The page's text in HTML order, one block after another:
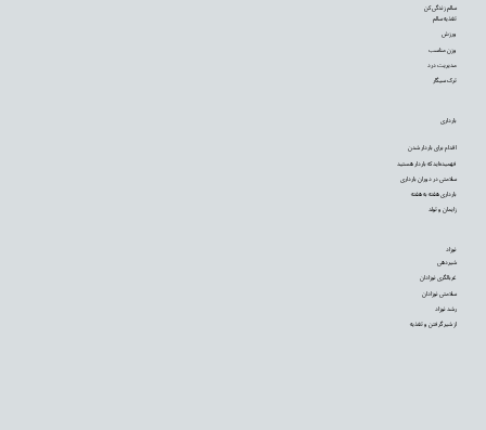
نوزاد
شیردهی
غربالگری نوزادان
سلامتی نوزادان
رشد نوزاد
از شیر گرفتن و تغذیه
بارداری
اقدام برای باردار شدن
فهمیده‌اید که باردار هستید
سلامتی در دوران بارداری
بارداری هفته به هفته
زایمان و تولد
سالم زندگی کن
تغذیه سالم
ورزش
وزن مناسب
مدیریت درد
ترک سیگار